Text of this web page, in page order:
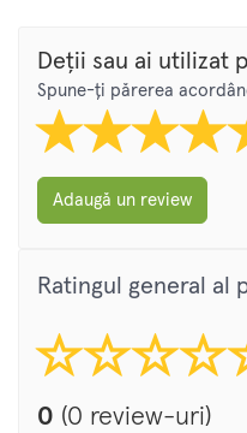
Deții sau ai utilizat
Spune-ți părerea
Adaugă un review
Ratingul general al
0 (0 review-uri)